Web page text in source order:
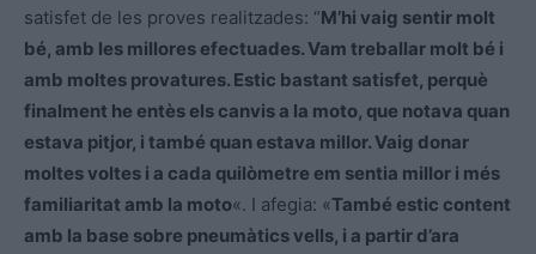
satisfet de les proves realitzades: “M’hi vaig sentir molt
bé, amb les millores efectuades. Vam treballar molt bé i
amb moltes provatures. Estic bastant satisfet, perquè
finalment he entès els canvis a la moto, que notava quan
estava pitjor, i també quan estava millor. Vaig donar
moltes voltes i a cada quilòmetre em sentia millor i més
familiaritat amb la moto«. I afegia: «També estic content
amb la base sobre pneumàtics vells, i a partir d’ara